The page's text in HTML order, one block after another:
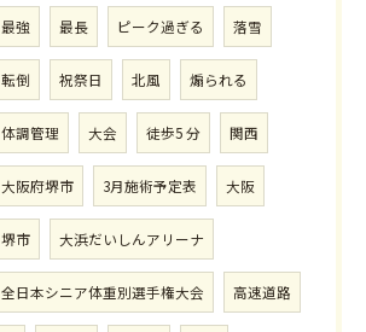
最強 最長 ピーク過ぎる 落雪
転倒 祝祭日 北風 煽られる
体調管理 大会 徒歩5 分 関西
大阪府堺市 3月施術予定表 大阪
堺市 大浜だいしんアリーナ
全日本シニア体重別選手権大会 高速道路